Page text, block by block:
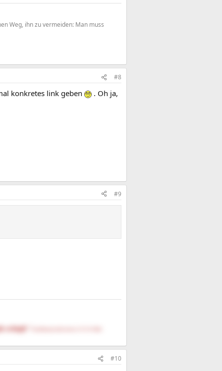
Weg, ihn zu vermeiden: Man muss
#8
konkretes link geben
. Oh ja,
#9
schöpft."
#10